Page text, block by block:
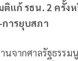
แก้ รธน. 2 ครั้ง
ารยุบสภา
นจากศาลรัฐธร